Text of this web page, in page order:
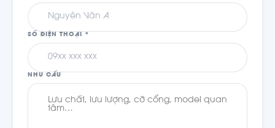
SỐ ĐIỆN THOẠI *
NHU CẦU